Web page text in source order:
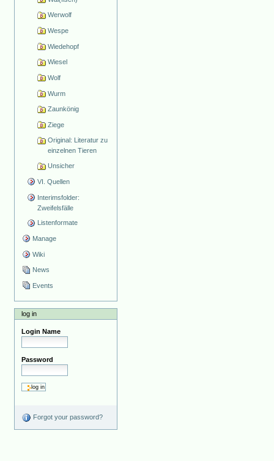
Werwolf
Wespe
Wiedehopf
Wiesel
Wolf
Wurm
Zaunkönig
Ziege
Original: Literatur zu
einzelnen Tieren
Unsicher
VI. Quellen
Interimsfolder:
Zweifelsfälle
Listenformate
Manage
Wiki
News
Events
log in
Login Name
Password
Forgot your password?